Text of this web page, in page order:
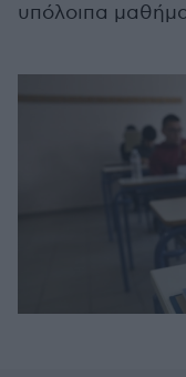
υπόλοιπα